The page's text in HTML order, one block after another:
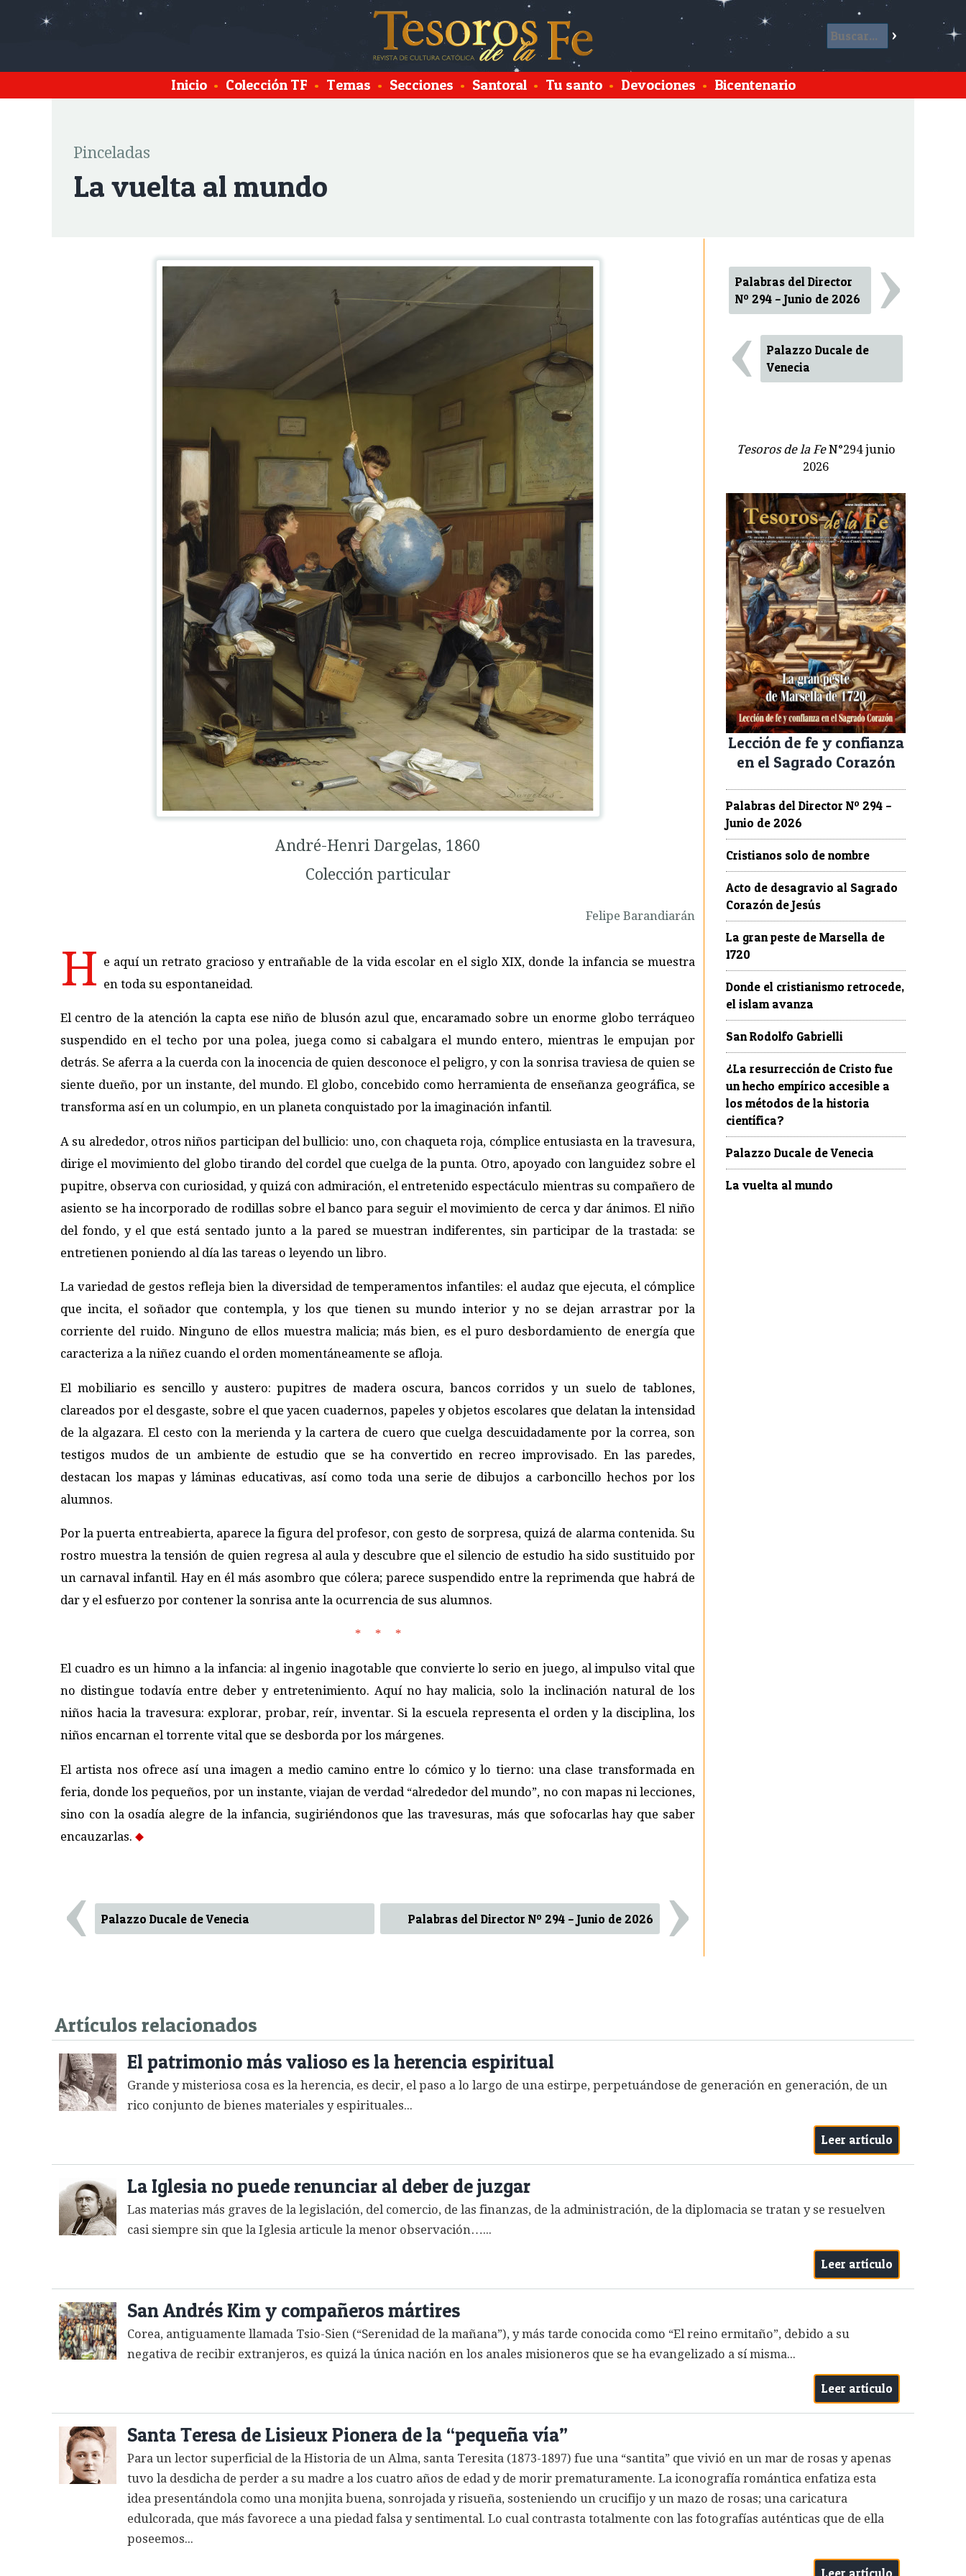
Inicio • Colección TF • Temas • Secciones • Santoral • Tu santo • Devociones • Bicentenario
Pinceladas
La vuelta al mundo
André-Henri Dargelas, 1860
Colección particular
Felipe Barandiarán
H e aquí un retrato gracioso y entrañable de la vida escolar en el siglo XIX, donde la infancia se muestra
en toda su espontaneidad.
El centro de la atención la capta ese niño de blusón azul que, encaramado sobre un enorme globo terráqueo
suspendido en el techo por una polea, juega como si cabalgara el mundo entero, mientras le empujan por
detrás. Se aferra a la cuerda con la inocencia de quien desconoce el peligro, y con la sonrisa traviesa de quien se
siente dueño, por un instante, del mundo. El globo, concebido como herramienta de enseñanza geográfica, se
transforma así en un columpio, en un planeta conquistado por la imaginación infantil.
A su alrededor, otros niños participan del bullicio: uno, con chaqueta roja, cómplice entusiasta en la travesura,
dirige el movimiento del globo tirando del cordel que cuelga de la punta. Otro, apoyado con languidez sobre el
pupitre, observa con curiosidad, y quizá con admiración, el entretenido espectáculo mientras su compañero de
asiento se ha incorporado de rodillas sobre el banco para seguir el movimiento de cerca y dar ánimos. El niño
del fondo, y el que está sentado junto a la pared se muestran indiferentes, sin participar de la trastada: se
entretienen poniendo al día las tareas o leyendo un libro.
La variedad de gestos refleja bien la diversidad de temperamentos infantiles: el audaz que ejecuta, el cómplice
que incita, el soñador que contempla, y los que tienen su mundo interior y no se dejan arrastrar por la
corriente del ruido. Ninguno de ellos muestra malicia; más bien, es el puro desbordamiento de energía que
caracteriza a la niñez cuando el orden momentáneamente se afloja.
El mobiliario es sencillo y austero: pupitres de madera oscura, bancos corridos y un suelo de tablones,
clareados por el desgaste, sobre el que yacen cuadernos, papeles y objetos escolares que delatan la intensidad
de la algazara. El cesto con la merienda y la cartera de cuero que cuelga descuidadamente por la correa, son
testigos mudos de un ambiente de estudio que se ha convertido en recreo improvisado. En las paredes,
destacan los mapas y láminas educativas, así como toda una serie de dibujos a carboncillo hechos por los
alumnos.
Por la puerta entreabierta, aparece la figura del profesor, con gesto de sorpresa, quizá de alarma contenida. Su
rostro muestra la tensión de quien regresa al aula y descubre que el silencio de estudio ha sido sustituido por
un carnaval infantil. Hay en él más asombro que cólera; parece suspendido entre la reprimenda que habrá de
dar y el esfuerzo por contener la sonrisa ante la ocurrencia de sus alumnos.
* * *
El cuadro es un himno a la infancia: al ingenio inagotable que convierte lo serio en juego, al impulso vital que
no distingue todavía entre deber y entretenimiento. Aquí no hay malicia, solo la inclinación natural de los
niños hacia la travesura: explorar, probar, reír, inventar. Si la escuela representa el orden y la disciplina, los
niños encarnan el torrente vital que se desborda por los márgenes.
El artista nos ofrece así una imagen a medio camino entre lo cómico y lo tierno: una clase transformada en
feria, donde los pequeños, por un instante, viajan de verdad “alrededor del mundo”, no con mapas ni lecciones,
sino con la osadía alegre de la infancia, sugiriéndonos que las travesuras, más que sofocarlas hay que saber
encauzarlas.
‹ Palazzo Ducale de Venecia Palabras del Director Nº 294 – Junio de 2026 ›
Palabras del Director
Nº 294 – Junio de 2026
›
‹
Palazzo Ducale de
Venecia
Tesoros de la FeN°294 junio
2026
Lección de fe y confianza
en el Sagrado Corazón
Palabras del Director Nº 294 –
Junio de 2026
Cristianos solo de nombre
Acto de desagravio al Sagrado
Corazón de Jesús
La gran peste de Marsella de
1720
Donde el cristianismo retrocede,
el islam avanza
San Rodolfo Gabrielli
¿La resurrección de Cristo fue
un hecho empírico accesible a
los métodos de la historia
científica?
Palazzo Ducale de Venecia
La vuelta al mundo
Artículos relacionados
El patrimonio más valioso es la herencia espiritual
Grande y misteriosa cosa es la herencia, es decir, el paso a lo largo de una estirpe, perpetuándose de generación en generación, de un
rico conjunto de bienes materiales y espirituales...
Leer artículo
La Iglesia no puede renunciar al deber de juzgar
Las materias más graves de la legislación, del comercio, de las finanzas, de la administración, de la diplomacia se tratan y se resuelven
casi siempre sin que la Iglesia articule la menor observación…...
Leer artículo
San Andrés Kim y compañeros mártires
Corea, antiguamente llamada Tsio-Sien (“Serenidad de la mañana”), y más tarde conocida como “El reino ermitaño”, debido a su
negativa de recibir extranjeros, es quizá la única nación en los anales misioneros que se ha evangelizado a sí misma...
Leer artículo
Santa Teresa de Lisieux Pionera de la “pequeña vía”
Para un lector superficial de la Historia de un Alma, santa Teresita (1873-1897) fue una “santita” que vivió en un mar de rosas y apenas
tuvo la desdicha de perder a su madre a los cuatro años de edad y de morir prematuramente. La iconografía romántica enfatiza esta
idea presentándola como una monjita buena, sonrojada y risueña, sosteniendo un crucifijo y un mazo de rosas; una caricatura
edulcorada, que más favorece a una piedad falsa y sentimental. Lo cual contrasta totalmente con las fotografías auténticas que de ella
poseemos...